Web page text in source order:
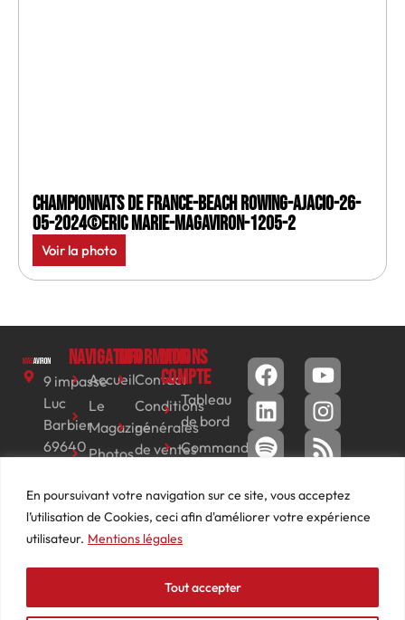
En poursuivant votre navigation sur ce site, vous acceptez
l’utilisation de Cookies, ceci afin d'améliorer votre expérience
utilisateur. Mentions légales
Tout accepter
Championnats de France-Beach rowing-Ajacio-26-
05-2024©Eric Marie-MagAviron-1205-2
Voir la photo
9 impasse
Luc
Barbier
69640
04
74
66
contact@mediasaviron.fr
Navigation
Accueil
Le
Magazine
Photos
Vidéos
Podcasts
Informations
Contact
Conditions
générales
de ventes
légales
Mon
compte
Tableau
de bord
Commandes
Adresses
Détails
du
compte